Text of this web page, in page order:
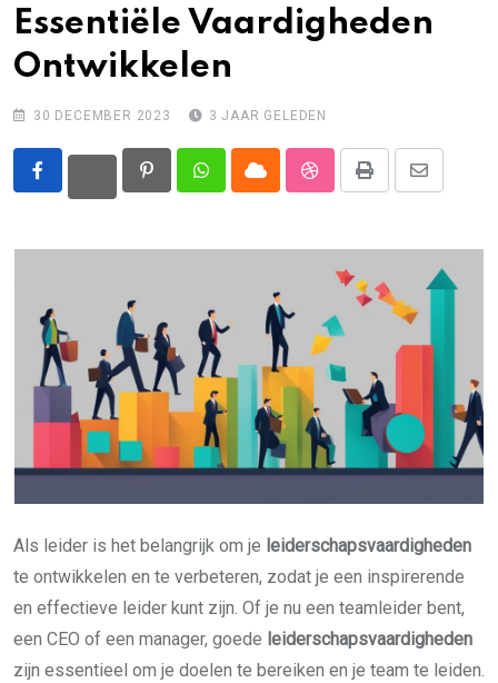
Mode
Essentiële Vaardigheden
Ontwikkelen
30 DECEMBER 2023 3 JAAR GELEDEN
PinterestWhatsappCloud StumbleUpon
Print
Share
Email
Als leider is het belangrijk om je leiderschapsvaardigheden
te ontwikkelen en te verbeteren, zodat je een inspirerende
en effectieve leider kunt zijn. Of je nu een teamleider bent,
een CEO of een manager, goede leiderschapsvaardigheden
zijn essentieel om je doelen te bereiken en je team te leiden.